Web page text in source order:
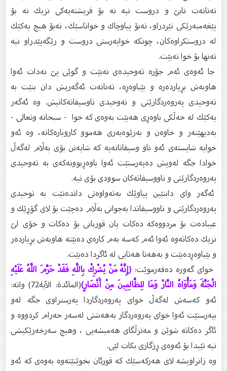
تەنانەت نابێ و دروست نیە نە بۆ فریشتەیەكى نزیك نە بۆ
پێغەمبەرێكى نێردراو، نەبۆ پیاوچاك و خواناسێك، نەبۆ هیچ یەكێك
لە دروستكراوەكان، چونكە خواپەرستى دروست و رێگەپێدراو نیە
تەنها بۆ خوا نەبێت.
جا ئەوەى ئەم جۆرە تەوحیدەى نەبێت و گوێى پێ نەدات ئەوا
هاوبەش بڕیاردەرە و بێباوەڕە، تەنانەت ئەگەریش دان بنێت بە
تەوحیدى پەروەردگارێتى و تەوحیدى ناوسیفاتەكانیش. وە ئەگەر
یەكێك لە خەڵكى باوەڕى هەبێت بەوەى كە خوا - سبحانە وتعالى -
بەدیهێنەر و خاوەن و بەرێوەبەرى هەموو كاروبارەكانە، وە ئەو
خوایە شایستەى ئەو ناو وسیفاتانەیە كە شایەنن بۆى بەڵام لەگەڵ
خوادا جگە لەویش دەپەرستێت ئەوا باوەڕبوونەكەى بە تەوحیدى
پەروەردگارێتى و ناووسیفاتەكان سوودى بۆى نیە.
ئەگەر واى دابنێین پیاوێك بەتەواوەتى داندەنێت بە توحیدى
پەروەردگارێتى و ناووسیفاتدا بەجوانى بەڵام دەچێت بۆ لاى گۆڕێك و
عیبادەت بۆ مردووەكە دەكات یان قوربانى بۆ دەكات و خۆى لێ
نزیك دەكاتەوە ئەوا ئەم كەسە بەم كارەى دەبێتە هاوبەش بڕیاردەر
و بێباوەڕدەبێت و بەهەتا هەتایی لە ئاگردا دەبێت.
خواى گەورە دەفەرموێت:(إِنَّهُ مَنْ يُشْرِكْ بِاللَّهِ فَقَدْ حَرَّمَ اللَّهُ عَلَيْهِ
الْجَنَّةَ وَمَأْوَاهُ النَّارُ وَمَا لِلظَّالِمِينَ مِنْ أَنْصَارٍ)
(المائدة: الآية72) واتە:
ئەو كەسەش لەگەڵ خواى پەروەردگاردا پەرستراوى جگە لەو
بپەرستێت ئەوا خواى پەروەردگار بەهەشتى لەسەر حەرام كردووە و
ئاگر دەكاتە شوێن و مەنزڵگاى هەمیشەیی ، وهیچ سەرخەرێكیشى
نیە تێیدا بۆ ئەوەى ڕزگارى بكات لێى.
وە زانراویشە لاى هەركەسێك كە قورئان بخوێنێتەوە بەوەى كە ئەو